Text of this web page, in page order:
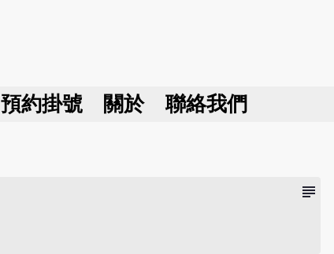
預約掛號 關於 聯絡我們
subject